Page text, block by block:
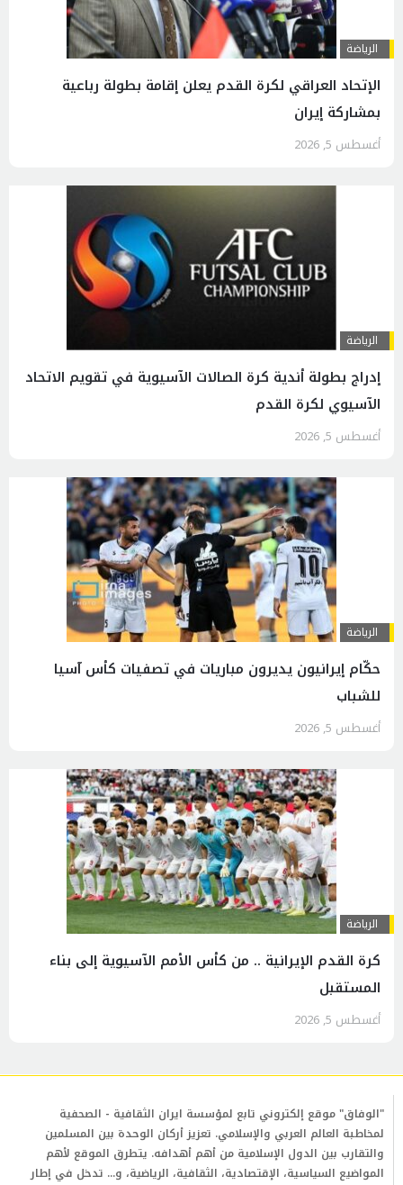
الرياضة
الإتحاد العراقي لكرة القدم يعلن إقامة بطولة رباعية
بمشاركة إيران
أغسطس 5, 2026
الرياضة
إدراج بطولة أندية كرة الصالات الآسيوية في تقويم الاتحاد
الآسيوي لكرة القدم
أغسطس 5, 2026
الرياضة
حكّام إيرانيون يديرون مباريات في تصفيات كأس آسيا
للشباب
أغسطس 5, 2026
الرياضة
كرة القدم الإيرانية .. من كأس الأمم الآسيوية إلى بناء
المستقبل
أغسطس 5, 2026
"الوفاق" موقع إلكتروني تابع لمؤسسة ايران الثقافية - الصحفية
لمخاطبة العالم العربي والإسلامي. تعزيز أركان الوحدة بين المسلمين
والتقارب بين الدول الإسلامية من أهم أهدافه. يتطرق الموقع لأهم
المواضيع السياسية، الإقتصادية، الثقافية، الرياضية، و... تدخل في إطار